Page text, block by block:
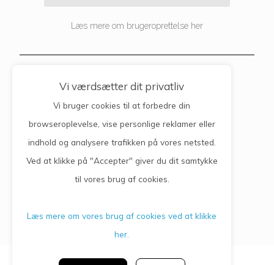
Læs mere om brugeroprettelse her
Kontaktinfo
Lægerne Vejgård Torv
Vejgård Torv 1, 1.
9000 Aalborg
Vi værdsætter dit privatliv
Vi bruger cookies til at forbedre din
browseroplevelse, vise personlige reklamer eller
indhold og analysere trafikken på vores netsted.
Ved at klikke på "Accepter" giver du dit samtykke
til vores brug af cookies.
Læs mere om vores brug af cookies ved at klikke
her.